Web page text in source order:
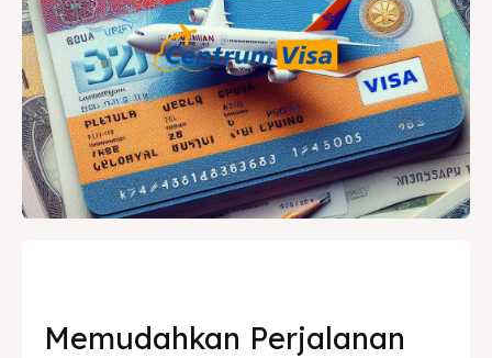
Imta
Legalisir
Apostille
Penerjemah
Imta
Legalisir
Apostille
Penerjemah
Memudahkan Perjalanan